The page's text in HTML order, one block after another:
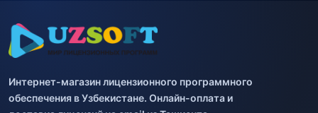
Интернет-магазин лицензионного программного
обеспечения в Узбекистане. Онлайн-оплата и